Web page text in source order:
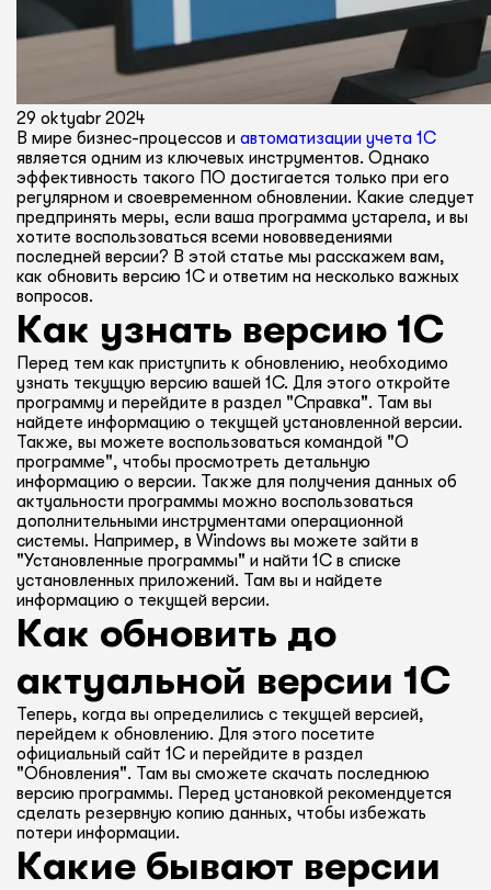
29 oktyabr 2024
В мире бизнес-процессов и автоматизации учета 1С
является одним из ключевых инструментов. Однако
эффективность такого ПО достигается только при его
регулярном и своевременном обновлении. Какие следует
предпринять меры, если ваша программа устарела, и вы
хотите воспользоваться всеми нововведениями
последней версии? В этой статье мы расскажем вам,
как обновить версию 1С и ответим на несколько важных
вопросов.
Как узнать версию 1С
Перед тем как приступить к обновлению, необходимо
узнать текущую версию вашей 1С. Для этого откройте
программу и перейдите в раздел "Справка". Там вы
найдете информацию о текущей установленной версии.
Также, вы можете воспользоваться командой "О
программе", чтобы просмотреть детальную
информацию о версии. Также для получения данных об
актуальности программы можно воспользоваться
дополнительными инструментами операционной
системы. Например, в Windows вы можете зайти в
"Установленные программы" и найти 1С в списке
установленных приложений. Там вы и найдете
информацию о текущей версии.
Как обновить до
актуальной версии 1С
Теперь, когда вы определились с текущей версией,
перейдем к обновлению. Для этого посетите
официальный сайт 1С и перейдите в раздел
"Обновления". Там вы сможете скачать последнюю
версию программы. Перед установкой рекомендуется
сделать резервную копию данных, чтобы избежать
потери информации.
Какие бывают версии